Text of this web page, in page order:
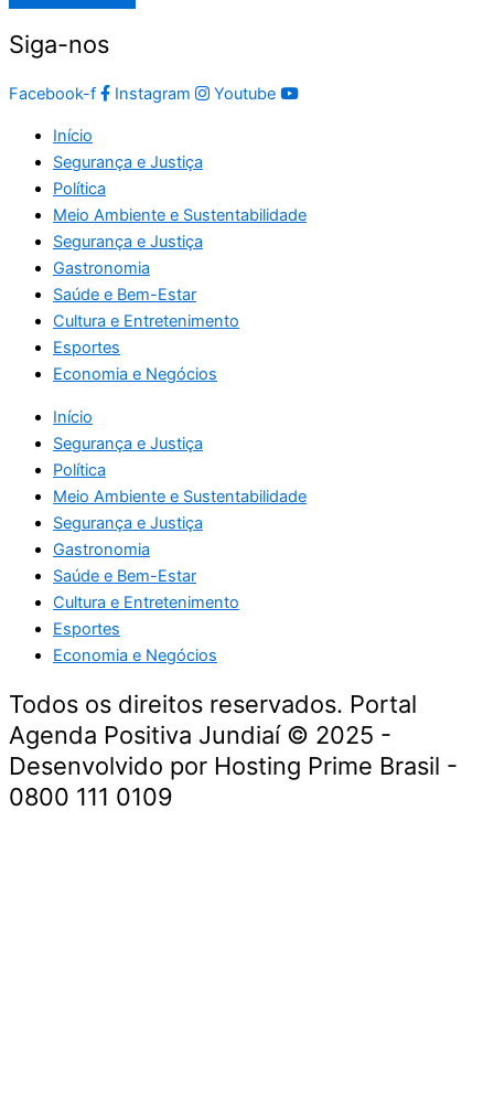
Siga-nos
Facebook-f Instagram Youtube
Início
Segurança e Justiça
Política
Meio Ambiente e Sustentabilidade
Segurança e Justiça
Gastronomia
Saúde e Bem-Estar
Cultura e Entretenimento
Esportes
Economia e Negócios
Início
Segurança e Justiça
Política
Meio Ambiente e Sustentabilidade
Segurança e Justiça
Gastronomia
Saúde e Bem-Estar
Cultura e Entretenimento
Esportes
Economia e Negócios
Todos os direitos reservados. Portal
Agenda Positiva Jundiaí © 2025 -
Desenvolvido por Hosting Prime Brasil -
0800 111 0109